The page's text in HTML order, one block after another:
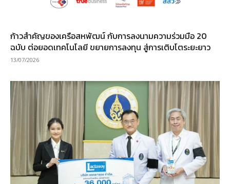
ก้าวสำคัญของเครือสหพัฒน์ กับการลงนามความร่วมมือ 20
ฉบับ ต่อยอดเทคโนโลยี ขยายการลงทุน สู่การเติบโตระยะยาว
13/07/2026